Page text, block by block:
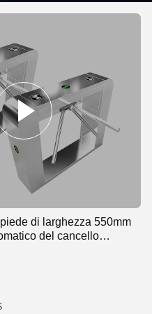
di larghezza 550mm
del cancello